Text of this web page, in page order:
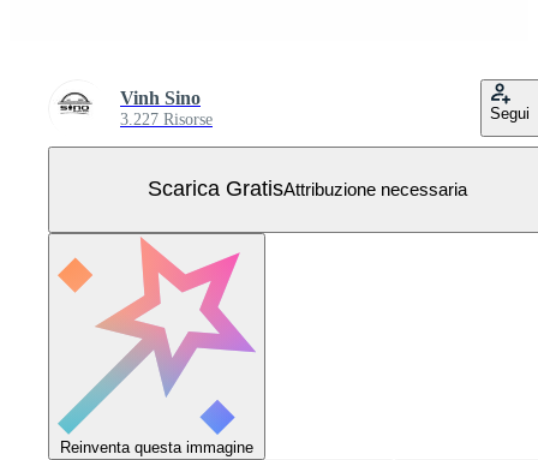
Vinh Sino
3.227 Risorse Segui
Scarica GratisAttribuzione necessaria
Reinventa questa immagine